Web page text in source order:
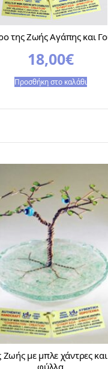
της Ζωής Αγάπης και
18,00€
Προσθήκη στο καλάθι
Ζωής με μπλε χάντρες